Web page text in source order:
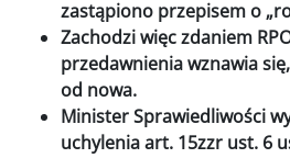
zastąpiono przepisem o
Zachodzi więc zdaniem
przedawnienia wznawia
od nowa.
Minister Sprawiedliwości
uchylenia art. 15zzr ust. 6